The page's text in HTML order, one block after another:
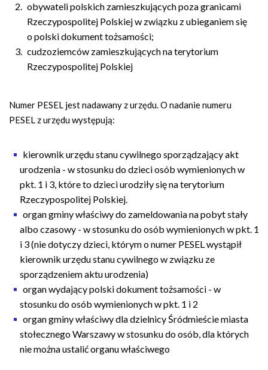
obywateli polskich zamieszkujących poza granicami
Rzeczypospolitej Polskiej w związku z ubieganiem się
o polski dokument tożsamości;
cudzoziemców zamieszkujących na terytorium
Rzeczypospolitej Polskiej
Numer PESEL jest nadawany z urzędu. O nadanie numeru
PESEL z urzędu występują:
kierownik urzędu stanu cywilnego sporządzający akt
urodzenia - w stosunku do dzieci osób wymienionych w
pkt. 1 i 3, które to dzieci urodziły się na terytorium
Rzeczypospolitej Polskiej.
organ gminy właściwy do zameldowania na pobyt stały
albo czasowy - w stosunku do osób wymienionych w pkt. 1
i 3 (nie dotyczy dzieci, którym o numer PESEL wystąpił
kierownik urzędu stanu cywilnego w związku ze
sporządzeniem aktu urodzenia)
organ wydający polski dokument tożsamości - w
stosunku do osób wymienionych w pkt. 1 i 2
organ gminy właściwy dla dzielnicy Śródmieście miasta
stołecznego Warszawy w stosunku do osób, dla których
nie można ustalić organu właściwego